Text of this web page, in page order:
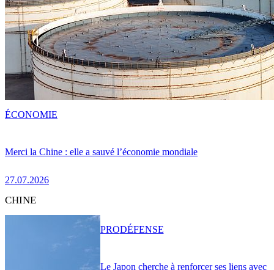
Merci la Chine : elle a sauvé l’économie mondiale
27.07.2026
ÉCONOMIE
CHINE
Le Japon cherche à renforcer ses liens avec
PRODÉFENSE